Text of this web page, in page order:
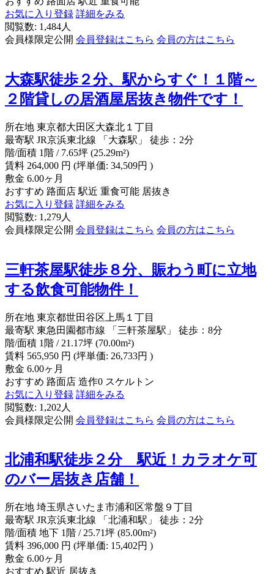
お気に入り登録 詳細をみる
閲覧数: 1,484人
会員様限定公開 会員登録はこちら 会員の方はこちら
大森駅徒歩２分、駅からすぐ！１階～
２階貸しの居酒屋居抜き物件です！
所在地 東京都大田区大森北１丁目
最寄駅 JR京浜東北線 「大森駅」 徒歩：2分
階/面積 1階 / 7.65坪 (25.29m²)
賃料 264,000 円 (坪単価: 34,509円 )
敷金 6.00ヶ月
おすすめ 路面店 駅近 重食可能 居抜き
お気に入り登録 詳細をみる
閲覧数: 1,279人
会員様限定公開 会員登録はこちら 会員の方はこちら
三軒茶屋駅徒歩８分、賑わう町に立地
する飲食可能物件！
所在地 東京都世田谷区上馬１丁目
最寄駅 東急田園都市線 「三軒茶屋駅」 徒歩：8分
階/面積 1階 / 21.17坪 (70.00m²)
賃料 565,950 円 (坪単価: 26,733円 )
敷金 6.00ヶ月
おすすめ 路面店 造作0 スケルトン
お気に入り登録 詳細をみる
閲覧数: 1,202人
会員様限定公開 会員登録はこちら 会員の方はこちら
北浦和駅徒歩２分 駅近！カラオケ可
のバー居抜き店舗！
所在地 埼玉県さいたま市浦和区常盤９丁目
最寄駅 JR京浜東北線 「北浦和駅」 徒歩：2分
階/面積 地下 1階 / 25.71坪 (85.00m²)
賃料 396,000 円 (坪単価: 15,402円 )
敷金 6.00ヶ月
おすすめ 駅近 居抜き